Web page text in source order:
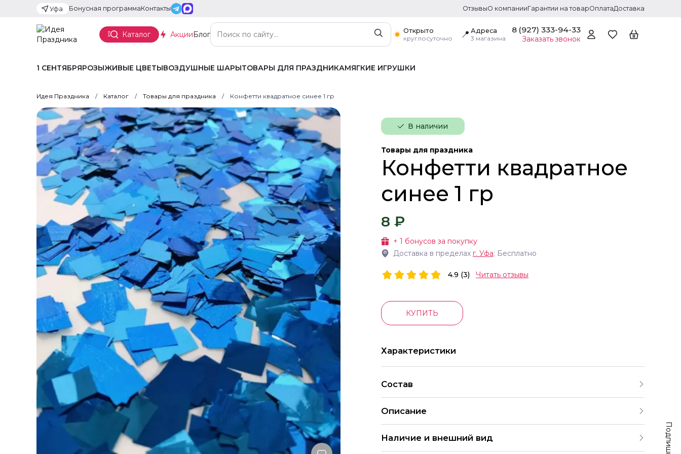
Уфа Бонусная программаКонтакты ОтзывыО компанииГарантии на товарОплатаДоставка
Каталог АкцииБлог
Открыто
круглосуточно
📍 Адреса
3 магазина
8 (927) 333-94-33
Заказать звонок
1 СЕНТЯБРЯРОЗЫЖИВЫЕ ЦВЕТЫВОЗДУШНЫЕ ШАРЫТОВАРЫ ДЛЯ ПРАЗДНИКАМЯГКИЕ ИГРУШКИ
Идея Праздника Каталог Товары для праздника Конфетти квадратное синее 1 гр
В наличии
Товары для праздника
Конфетти квадратное
синее 1 гр
8 ₽
+ 1 бонусов за покупку
Доставка в пределах г. Уфа: Бесплатно
4.9 (3) Читать отзывы
КУПИТЬ
Характеристики
Состав
Описание
Наличие и внешний вид